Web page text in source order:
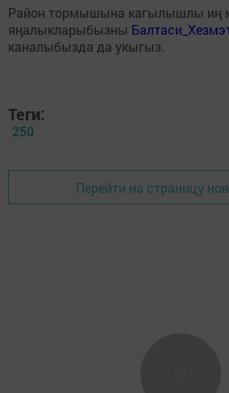
Район тормышына кагылышлы иң
яңалыкларыбызны
каналыбызда да укыгыз.
Теги:
250
Перейти на страницу